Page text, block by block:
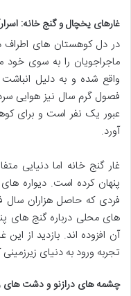
غارهای یخچال و گنج خانه:
در دل کوهستان های اطراف
ماجراجویان را به سوی خود
واقع شده و به دلیل
فصول گرم سال نیز هوایی
عبور یک نفر است و برای
آورد.
غار گنج خانه اما دنیایی
پنهان کرده است. دیواره
فردی که حاصل هزاران سال
های محلی درباره گنج های
آن افزوده اند. بازدید از این
تجربه ورود به دنیای
چشمه های درازنو و دشت های